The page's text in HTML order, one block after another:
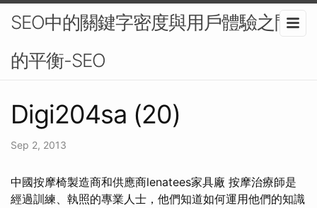
SEO中的關鍵字密度與用戶體驗之間
的平衡-SEO
Digi204sa (20)
Sep 2, 2013
中國按摩椅製造商和供應商lenatees家具廠 按摩治療師是
經過訓練、執照的專業人士，他們知道如何運用他們的知識